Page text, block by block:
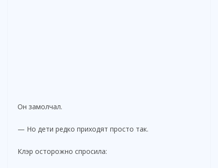
Он замолчал.
— Но дети редко приходят просто так.
Клэр осторожно спросила: